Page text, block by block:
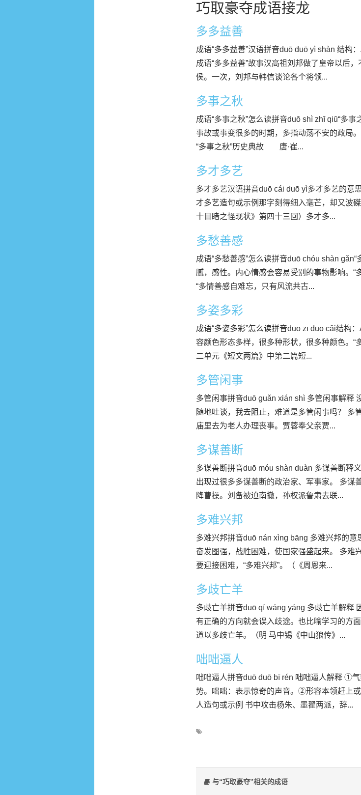
巧取豪夺成语接龙
多多益善
成语“多多益善”汉语拼音duō duō yì shàn 结构
成语“多多益善”故事汉高祖刘邦做了皇帝以后
侯。一次，刘邦与韩信谈论各个将领...
多事之秋
成语“多事之秋”怎么读拼音duō shì zhī qiū“多
事故或事变很多的时期，多指动荡不安的政局
“多事之秋”历史典故 唐·崔...
多才多艺
多才多艺汉语拼音duō cái duō yì多才多艺的意
才多艺造句或示例那字刻得细入毫芒，却又波
十目睹之怪现状》第四十三回）多才多...
多愁善感
成语“多愁善感”怎么读拼音duō chóu shàn
腻，感性。内心情感会容易受别的事物影响。“
“多情善感自难忘，只有风流共古...
多姿多彩
成语“多姿多彩”怎么读拼音duō zī duō cǎi结构
容颜色形态多样，很多种形状，很多种颜色。
二单元《短文两篇》中第二篇短...
多管闲事
多管闲事拼音duō guǎn xián shì 多管闲事解释
随地吐谈，我去阻止，难道是多管闲事吗？ 多
庙里去为老人办理丧事。贾蓉奉父亲贾...
多谋善断
多谋善断拼音duō móu shàn duàn 多谋善断释
出现过很多多谋善断的政治家、军事家。 多谋
降曹操。刘备被迫南撤，孙权派鲁肃去联...
多难兴邦
多难兴邦拼音duō nán xìng bāng 多难兴邦的
奋发图强，战胜困难，使国家强盛起来。 多难
要迎接困难，“多难兴邦”。（《周恩来...
多歧亡羊
多歧亡羊拼音duō qí wáng yáng 多歧亡羊解释
有正确的方向就会误入歧途。也比喻学习的方
道以多歧亡羊。（明 马中锡《中山狼传》...
咄咄逼人
咄咄逼人拼音duō duō bī rén 咄咄逼人解释 ①
势。咄咄：表示惊奇的声音。②形容本领赶上
人造句或示例 书中攻击杨朱、墨翟两派，辞...
与“巧取豪夺”相关的成语